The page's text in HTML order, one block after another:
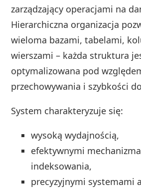
zarządzający operacjami na
Hierarchiczna organizacja
wieloma bazami, tabelami,
wierszami – każda struktura
optymalizowana pod
przechowywania i szybkości
System charakteryzuje się:
wysoką wydajnością,
efektywnymi
indeksowania,
precyzyjnymi systemami